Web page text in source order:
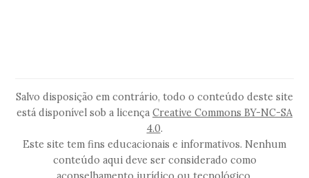
Salvo disposição em contrário, todo o conteúdo deste site
está disponível sob a licença Creative Commons BY-NC-SA
4.0.
Este site tem fins educacionais e informativos. Nenhum
conteúdo aqui deve ser considerado como